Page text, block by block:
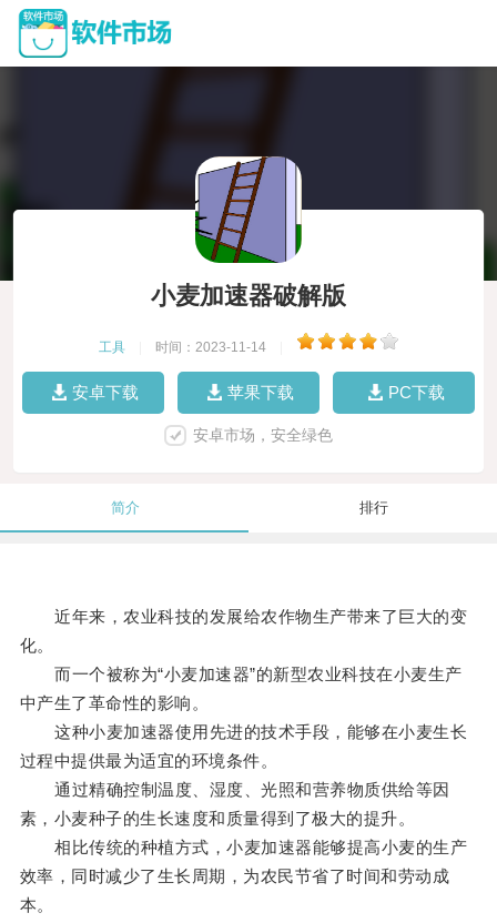
小麦加速器破解版
工具 时间：2023-11-14
安卓下载 苹果下载 PC下载
安卓市场，安全绿色
简介 排行
近年来，农业科技的发展给农作物生产带来了巨大的变
化。
而一个被称为“小麦加速器”的新型农业科技在小麦生产
中产生了革命性的影响。
这种小麦加速器使用先进的技术手段，能够在小麦生长
过程中提供最为适宜的环境条件。
通过精确控制温度、湿度、光照和营养物质供给等因
素，小麦种子的生长速度和质量得到了极大的提升。
相比传统的种植方式，小麦加速器能够提高小麦的生产
效率，同时减少了生长周期，为农民节省了时间和劳动成
本。